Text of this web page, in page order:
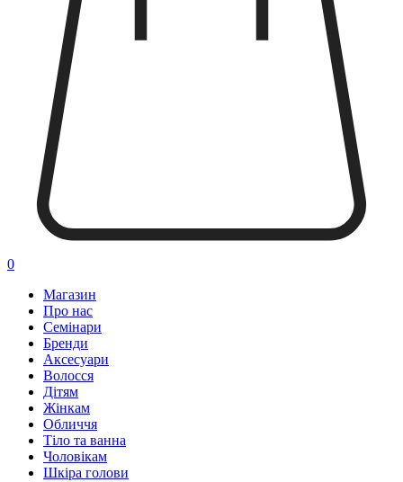
0
Магазин
Про нас
Семінари
Бренди
Аксесуари
Волосся
Дітям
Жінкам
Обличчя
Тіло та ванна
Чоловікам
Шкіра голови